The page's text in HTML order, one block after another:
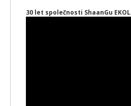
30 let společnosti ShaanGu EKOL